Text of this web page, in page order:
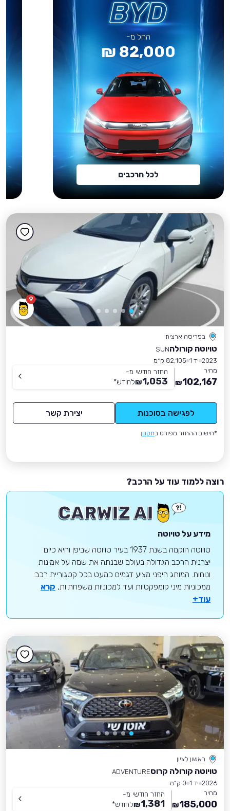
החל מ-
82,000 ₪
לכל הרכבים
9
בפריסה ארצית
טויוטה קורולהSUN
2023 יד 1
82,105 ק״מ
מחיר
102,167
₪
החזר חודשי מ-
1,053
₪לחודש*
לפגישה בסוכנות יצירת קשר
*חישוב ההחזר מפורט בתקנון
רוצה ללמוד עוד על הרכב?
מידע על טויוטה
טויוטה הוקמה בשנת 1937 בעיר טויוטה שביפן והיא כיום
יצרנית הרכב הגדולה בעולם שבנתה את שמה על אמינות
ונוחות. המותג היפני מציע דגמים כמעט בכל קטגוריית רכב:
ממכוניות מיני קומפקטיות ועד למכוניות משפחתיות, קרא
עוד+
ראשון לציון
טויוטה קורולה קרוסADVENTURE
2026 יד 1
0 ק״מ
מחיר
185,000
₪
החזר חודשי מ-
1,381
₪לחודש*